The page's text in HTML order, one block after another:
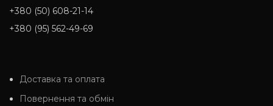
+380 (50) 608-21-14
+380 (95) 562-49-69
Доставка та оплата
Повернення та обмін